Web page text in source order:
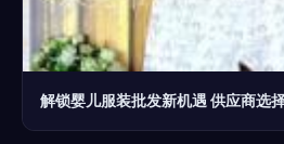
解锁婴儿服装批发新机遇 供应商选